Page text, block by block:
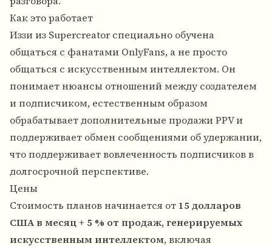
Как это работает
Иззи из Supercreator специально обучена
общаться с фанатами OnlyFans, а не просто
общаться с искусственным интеллектом. Он
понимает нюансы отношений между создателем
и подписчиком, естественным образом
обрабатывает дополнительные продажи PPV и
поддерживает обмен сообщениями об удержании,
что поддерживает вовлеченность подписчиков в
долгосрочной перспективе.
Цены
Стоимость планов начинается от 15 долларов
США в месяц + 5 % от продаж, генерируемых
искусственным интеллектом, включая